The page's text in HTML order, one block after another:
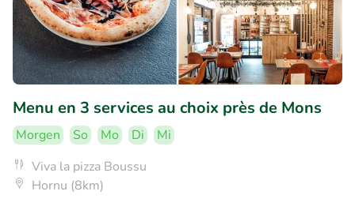
Menu en 3 services au choix près de Mons
Morgen So Mo Di
Mi
Viva la pizza Boussu
Hornu (8km)